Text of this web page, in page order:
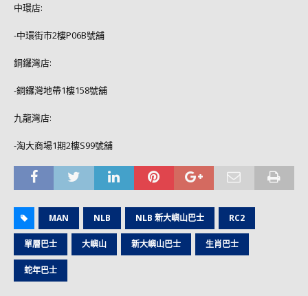
中環店:
-中環街市2樓P06B號舖
銅鑼灣店:
-銅鑼灣地帶1樓158號舖
九龍灣店:
-淘大商場1期2樓S99號舖
MAN NLB NLB 新大嶼山巴士 RC2
單層巴士 大嶼山 新大嶼山巴士 生肖巴士
蛇年巴士